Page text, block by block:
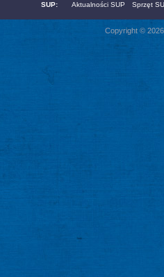
SUP:
Aktualności SUP Sprzęt
Copyright ©